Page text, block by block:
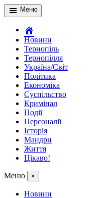
Меню
Новини
Тернопіль
Тернопілля
Україна/Світ
Політика
Економіка
Суспільство
Кримінал
Події
Персоналії
Історія
Мандри
Життя
Цікаво!
Меню ×
Новини